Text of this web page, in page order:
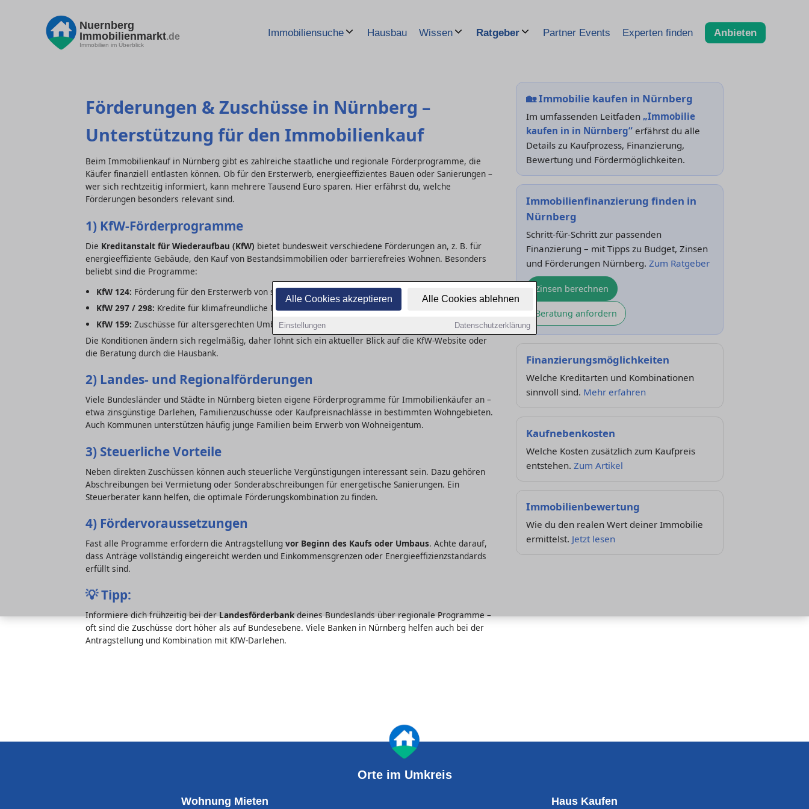
Alle Cookies akzeptieren Alle Cookies ablehnen
Einstellungen Datenschutzerklärung
Nuernberg
Immobilienmarkt.de
Immobilien im Überblick
Immobiliensuche Hausbau Wissen Ratgeber Partner Events Experten finden Anbieten
Förderungen & Zuschüsse in Nürnberg –
Unterstützung für den Immobilienkauf
Beim Immobilienkauf in Nürnberg gibt es zahlreiche staatliche und regionale Förderprogramme, die
Käufer finanziell entlasten können. Ob für den Ersterwerb, energieeffizientes Bauen oder Sanierungen –
wer sich rechtzeitig informiert, kann mehrere Tausend Euro sparen. Hier erfährst du, welche
Förderungen besonders relevant sind.
1) KfW-Förderprogramme
Die Kreditanstalt für Wiederaufbau (KfW) bietet bundesweit verschiedene Förderungen an, z. B. für
energieeffiziente Gebäude, den Kauf von Bestandsimmobilien oder barrierefreies Wohnen. Besonders
beliebt sind die Programme:
KfW 124: Förderung für den Ersterwerb von selbstgenutztem Wohneigentum.
KfW 297 / 298: Kredite für klimafreundliche Neubauten.
KfW 159: Zuschüsse für altersgerechten Umbau.
Die Konditionen ändern sich regelmäßig, daher lohnt sich ein aktueller Blick auf die KfW-Website oder
die Beratung durch die Hausbank.
2) Landes- und Regionalförderungen
Viele Bundesländer und Städte in Nürnberg bieten eigene Förderprogramme für Immobilienkäufer an –
etwa zinsgünstige Darlehen, Familienzuschüsse oder Kaufpreisnachlässe in bestimmten Wohngebieten.
Auch Kommunen unterstützen häufig junge Familien beim Erwerb von Wohneigentum.
3) Steuerliche Vorteile
Neben direkten Zuschüssen können auch steuerliche Vergünstigungen interessant sein. Dazu gehören
Abschreibungen bei Vermietung oder Sonderabschreibungen für energetische Sanierungen. Ein
Steuerberater kann helfen, die optimale Förderungskombination zu finden.
4) Fördervoraussetzungen
Fast alle Programme erfordern die Antragstellung vor Beginn des Kaufs oder Umbaus. Achte darauf,
dass Anträge vollständig eingereicht werden und Einkommensgrenzen oder Energieeffizienzstandards
erfüllt sind.
💡Tipp:
Informiere dich frühzeitig bei derLandesförderbankdeines Bundeslands über regionale Programme –
oft sind die Zuschüsse dort höher als auf Bundesebene. Viele Banken in Nürnberg helfen auch bei der
Antragstellung und Kombination mit KfW-Darlehen.
🏡Immobilie kaufen in Nürnberg
Im umfassenden Leitfaden „Immobilie
kaufen in in Nürnberg“erfährst du alle
Details zu Kaufprozess, Finanzierung,
Bewertung und Fördermöglichkeiten.
Immobilienfinanzierung finden in
Nürnberg
Schritt-für-Schritt zur passenden
Finanzierung – mit Tipps zu Budget, Zinsen
und Förderungen Nürnberg. Zum Ratgeber
Zinsen berechnen
Beratung anfordern
Finanzierungsmöglichkeiten
Welche Kreditarten und Kombinationen
sinnvoll sind. Mehr erfahren
Kaufnebenkosten
Welche Kosten zusätzlich zum Kaufpreis
entstehen. Zum Artikel
Immobilienbewertung
Wie du den realen Wert deiner Immobilie
ermittelst. Jetzt lesen
Orte im Umkreis
Wohnung Mieten Haus Kaufen